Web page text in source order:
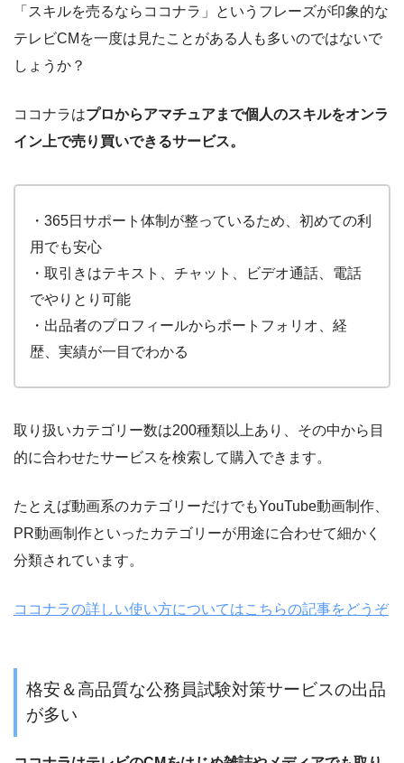
「スキルを売るならココナラ」というフレーズが印象的な
テレビCM を一度は見たことがある人も多いのではないで
しょうか？
ココナラはプロからアマチュアまで個人のスキルをオンラ
イン上で売り買いできるサービス。
・365日サポート体制が整っているため、初めての利
用でも安心
・取引きはテキスト、チャット、ビデオ通話、電話
でやりとり可能
・出品者のプロフィールからポートフォリオ、経
歴、実績が一目でわかる
取り扱いカテゴリー数は200種類以上あり、その中から目
的に合わせたサービスを検索して購入できます。
たとえば動画系のカテゴリーだけでもYouTube動画制作、
PR動画制作といったカテゴリーが用途に合わせて細かく
分類されています。
ココナラの詳しい使い方についてはこちらの記事をどうぞ
格安＆高品質な公務員試験対策サービスの出品
が多い